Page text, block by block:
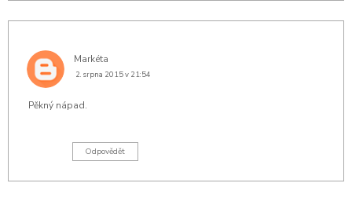
Markéta
2. srpna 2015 v 21:54
Pěkný nápad.
Odpovědět